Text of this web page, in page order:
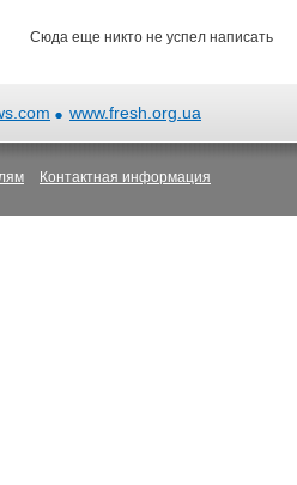
Сюда еще никто не успел написать
www.fresh.org.ua
Контактная информация